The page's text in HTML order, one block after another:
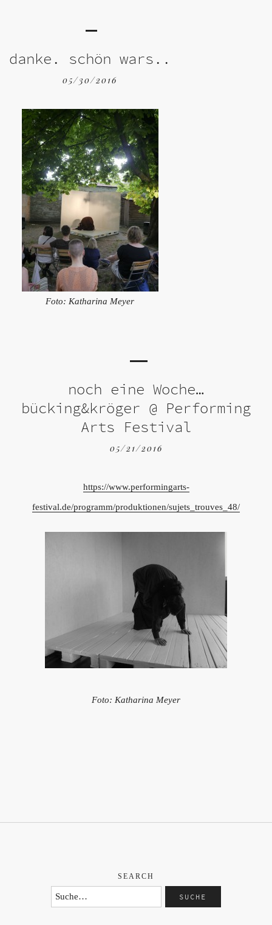
danke. schön wars..
05/30/2016
Foto: Katharina Meyer
noch eine Woche…
bücking&kröger @ Performing
Arts Festival
05/21/2016
https://www.performingarts-
festival.de/programm/produktionen/sujets_trouves_48/
Foto: Katharina Meyer
SEARCH